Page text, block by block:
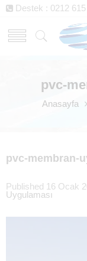
Destek : 0212
pvc-
Anasayfa
pvc-membran-
Published 16 Ocak
Uygulaması